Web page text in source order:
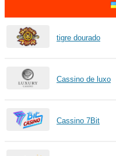
tigre dourado
Cassino de luxo
Cassino 7Bit